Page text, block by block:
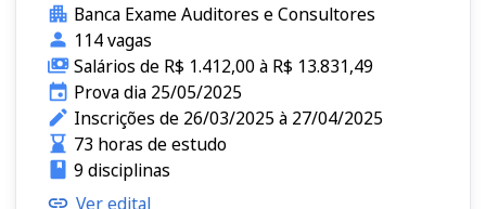
Banca Exame Auditores e Consultores
114 vagas
Salários de R$ 1.412,00 à R$ 13.831,49
Prova dia 25/05/2025
Inscrições de 26/03/2025 à 27/04/2025
73 horas de estudo
9 disciplinas
Ver edital